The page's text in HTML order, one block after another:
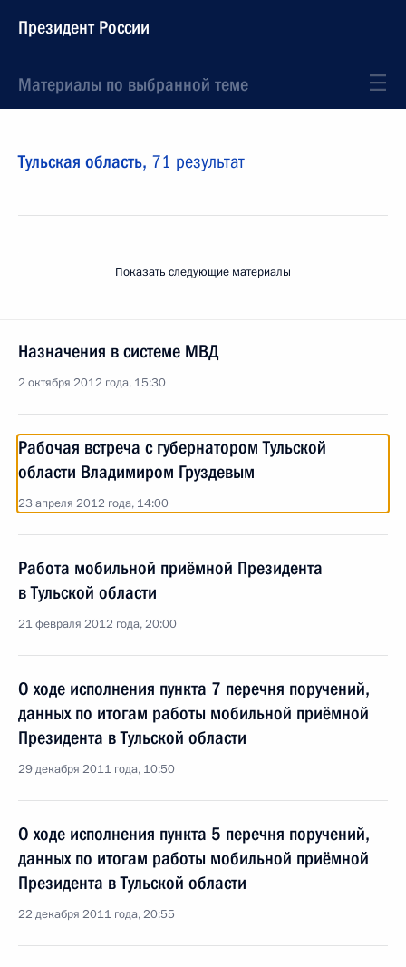
Президент России
Материалы по выбранной теме
Тульская область, 71 результат
Показать следующие материалы
Назначения в системе МВД
2 октября 2012 года, 15:30
Рабочая встреча с губернатором Тульской
области Владимиром Груздевым
23 апреля 2012 года, 14:00
Работа мобильной приёмной Президента
в Тульской области
21 февраля 2012 года, 20:00
О ходе исполнения пункта 7 перечня поручений,
данных по итогам работы мобильной приёмной
Президента в Тульской области
29 декабря 2011 года, 10:50
О ходе исполнения пункта 5 перечня поручений,
данных по итогам работы мобильной приёмной
Президента в Тульской области
22 декабря 2011 года, 20:55